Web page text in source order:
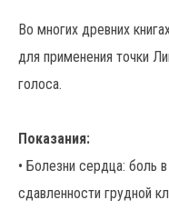
Во многих древних
для применения точки
голоса.
Показания:
• Болезни сердца: боль
сдавленности грудной